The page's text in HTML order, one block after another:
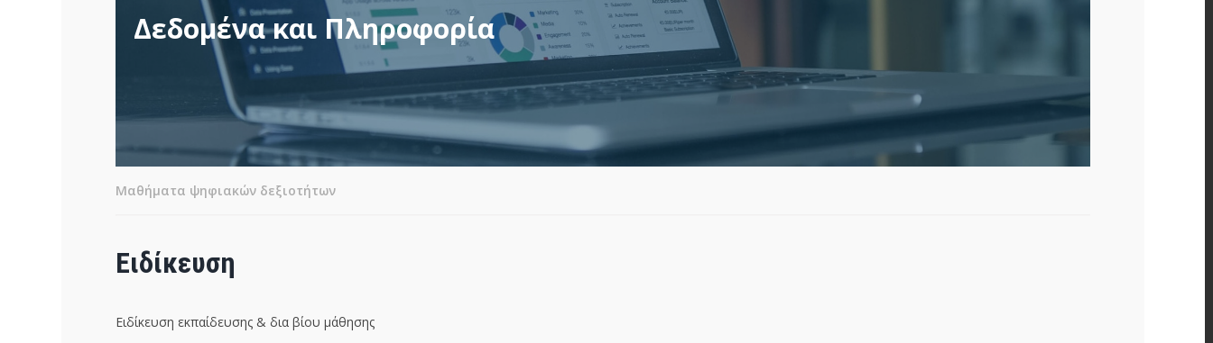
Δεδομένα και Πληροφορία
Μαθήματα ψηφιακών δεξιοτήτων
Ειδίκευση
Ειδίκευση εκπαίδευσης & δια βίου μάθησης